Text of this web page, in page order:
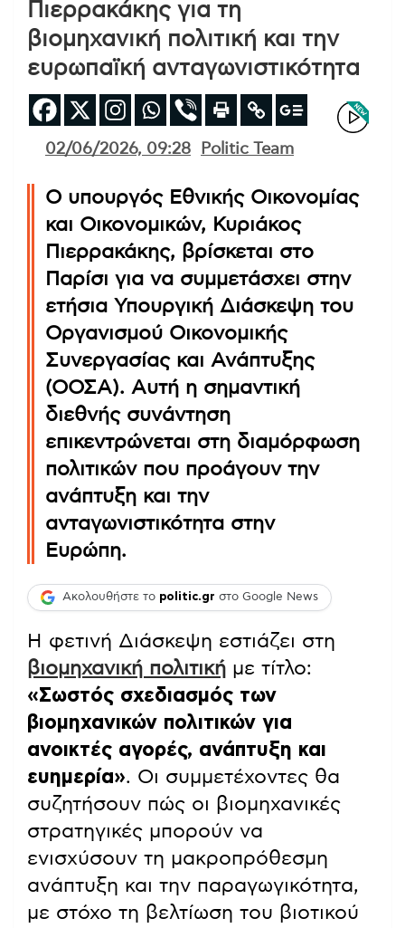
Πιερρακάκης για τη
βιομηχανική πολιτική και την
ευρωπαϊκή ανταγωνιστικότητα
02/06/2026, 09:28 Politic Team
Ο υπουργός Εθνικής Οικονομίας
και Οικονομικών, Κυριάκος
Πιερρακάκης, βρίσκεται στο
Παρίσι για να συμμετάσχει στην
ετήσια Υπουργική Διάσκεψη του
Οργανισμού Οικονομικής
Συνεργασίας και Ανάπτυξης
(ΟΟΣΑ). Αυτή η σημαντική
διεθνής συνάντηση
επικεντρώνεται στη διαμόρφωση
πολιτικών που προάγουν την
ανάπτυξη και την
ανταγωνιστικότητα στην
Ευρώπη.
Ακολουθήστε το politic.gr στο Google News
Η φετινή Διάσκεψη εστιάζει στη
βιομηχανική πολιτική με τίτλο:
«Σωστός σχεδιασμός των
βιομηχανικών πολιτικών για
ανοικτές αγορές, ανάπτυξη και
ευημερία». Οι συμμετέχοντες θα
συζητήσουν πώς οι βιομηχανικές
στρατηγικές μπορούν να
ενισχύσουν τη μακροπρόθεσμη
ανάπτυξη και την παραγωγικότητα,
με στόχο τη βελτίωση του βιοτικού